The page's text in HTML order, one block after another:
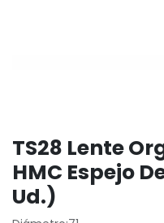
TS28 Lente
HMC Espejo
Ud.)